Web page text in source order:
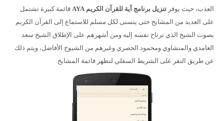
العذب، حيث يوفر تنزيل برنامج آية للقرآن الكريمAYA قائمة كبيرة تشتمل
على العديد من المشايخ حتى يتسنى لكل مسلم للاستماع إلى القرآن الكريم
بصوت الشيخ الذي ترتاح نفسه إليه ومن أشهرهم على الإطلاق الشيخ سعد
الغامدي والمنشاوي ومحمود الحصري وغيرهم من الشيوخ الأفاضل، ويتم ذلك
عن طريق النقر على الشريط السفلي لتظهر قائمة المشايخ.